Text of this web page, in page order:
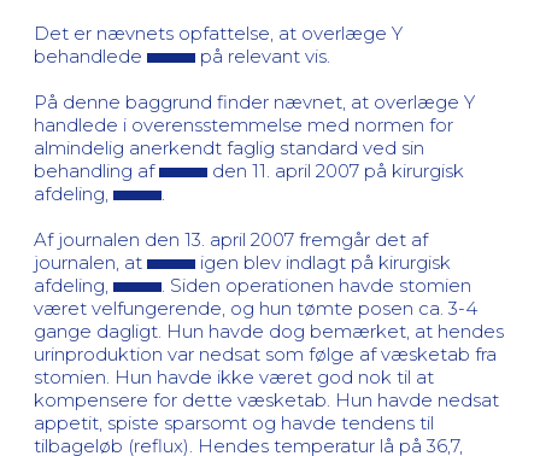
Det er nævnets opfattelse, at overlæge Y
behandlede
på relevant vis.
På denne baggrund finder nævnet, at overlæge Y
handlede i overensstemmelse med normen for
almindelig anerkendt faglig standard ved sin
behandling af
den 11. april 2007 på kirurgisk
afdeling,
Af journalen den 13. april 2007 fremgår det af
journalen, at
igen blev indlagt på kirurgisk
afdeling,
. Siden operationen havde stomien
været velfungerende, og hun tømte posen ca. 3-4
gange dagligt. Hun havde dog bemærket, at hendes
urinproduktion var nedsat som følge af væsketab fra
stomien. Hun havde ikke været god nok til at
kompensere for dette væsketab. Hun havde nedsat
appetit, spiste sparsomt og havde tendens til
tilbageløb (reflux). Hendes temperatur lå på 36,7,